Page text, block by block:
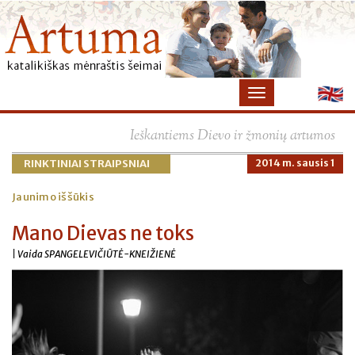
Ieškantiems Dievo ir žmonių artumos
RINKTINIAI STRAIPSNIAI 2014 m. sausis 1
Jaunimo iššūkis
Mano Dievas ne toks
| Vaida SPANGELEVIČIŪTĖ-KNEIŽIENĖ
×